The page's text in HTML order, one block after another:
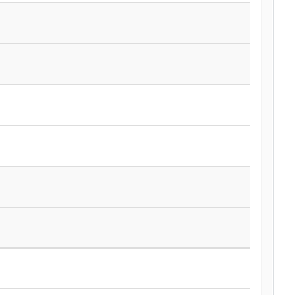
сервиса:
платежных систем и
операций (работа в
полуавтоматическом режиме);
(привлекайте новых
за это